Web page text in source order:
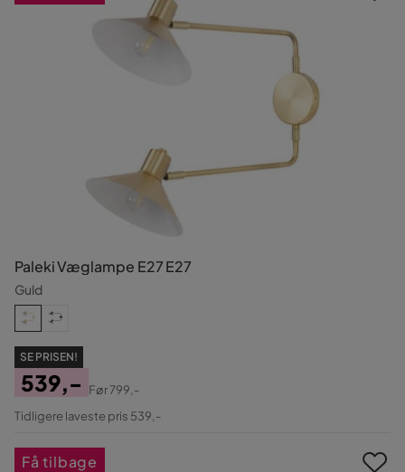
Paleki Væglampe E27 E27
Guld
SE PRISEN!
Pris
539,-
Original
Før799,-
Tidligere laveste pris 539,-
Få tilbage